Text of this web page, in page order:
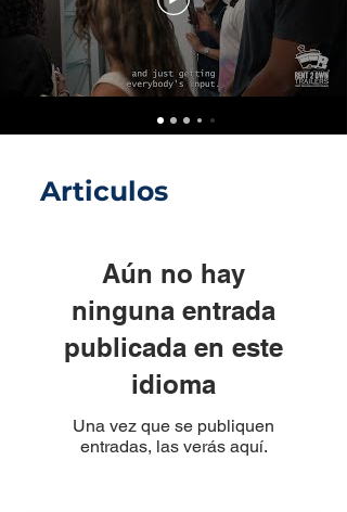
Articulos
Aún no hay
ninguna entrada
publicada en este
idioma
Una vez que se publiquen
entradas, las verás aquí.